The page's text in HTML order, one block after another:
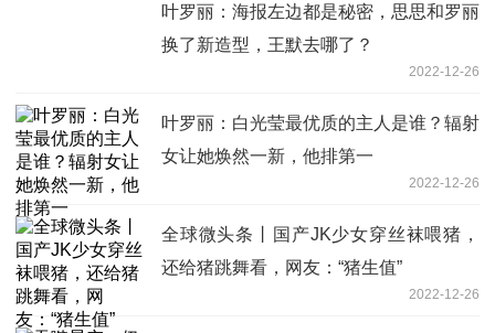
叶罗丽：海报左边都是秘密，思思和罗丽
换了新造型，王默去哪了？
2022-12-26
叶罗丽：白光莹最优质的主人是谁？辐射
女让她焕然一新，他排第一
2022-12-26
全球微头条丨国产JK少女穿丝袜喂猪，
还给猪跳舞看，网友：“猪生值”
2022-12-26